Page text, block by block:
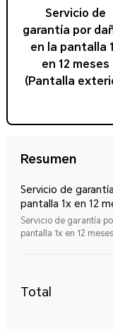
Servicio de
garantía por
en la pantalla
en 12 meses
(Pantalla
Resumen
Servicio de
pantalla 1x en 12
exterior)
Servicio de garantía
pantalla 1x en 12
Total